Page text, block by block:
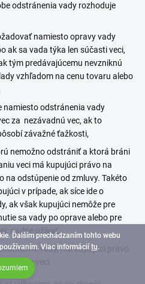
Ďalším prechádzaním tohto webu
Viac informáciítu.
odstránenia vady rozhoduje
namiesto opravy vady
ak sa vada týka len súčasti veci,
tým predávajúcemu nevzniknú
vzhľadom na cenu tovaru alebo
namiesto odstránenia vady
za nezávadnú vec, ak to
závažné ťažkosti,
nemožno odstrániť a ktorá bráni
veci má kupujúci právo na
na odstúpenie od zmluvy. Takéto
v prípade, ak síce ide o
ak však kupujúci nemôže pre
sa vady po oprave alebo pre
riadne užívať,
vady, má kupujúci právo
z ceny veci.